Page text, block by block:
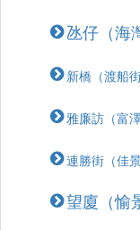
氹仔（海
新橋（渡船街
雅廉訪（富澤
連勝街（佳景
望廈（愉